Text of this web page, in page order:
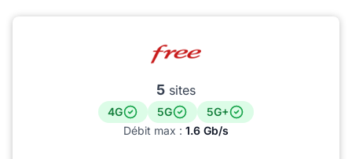
5 sites
4G 5G
5G+
Débit max : 1.6 Gb/s